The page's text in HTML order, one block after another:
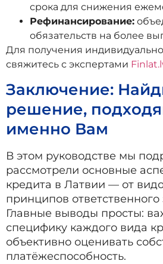
срока для снижения
Рефинансирование:
обязательств на более
Для получения
свяжитесь с экспертами
Заключение:
решение,
именно Вам
В этом руководстве мы
рассмотрели основные
кредита в Латвии — от
принципов
Главные выводы просты:
специфику каждого вида
объективно оценивать
платёжеспособность.